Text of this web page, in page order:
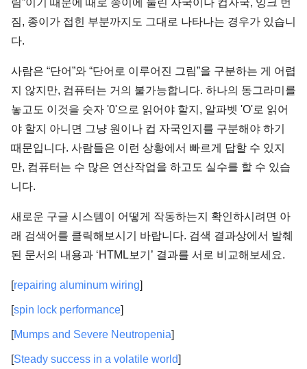
림”이기 때문에 때로 종이에 눌린 자국이나 컵자국, 잉크 번
짐, 종이가 접힌 부분까지도 그대로 나타나는 경우가 있습니
다.
사람은 “단어”와 “단어로 이루어진 그림”을 구분하는 게 어렵
지 않지만, 컴퓨터는 거의 불가능합니다. 하나의 동그라미를
놓고도 이것을 숫자 '0'으로 읽어야 할지, 알파벳 'O'로 읽어
야 할지 아니면 그냥 원이나 컵 자국인지를 구분해야 하기
때문입니다. 사람들은 이런 상황에서 빠르게 답할 수 있지
만, 컴퓨터는 수 많은 연산작업을 하고도 실수를 할 수 있습
니다.
새로운 구글 시스템이 어떻게 작동하는지 확인하시려면 아
래 검색어를 클릭해보시기 바랍니다. 검색 결과상에서 발췌
된 문서의 내용과 ‘HTML보기’ 결과를 서로 비교해보세요.
[repairing aluminum wiring]
[spin lock performance]
[Mumps and Severe Neutropenia]
[Steady success in a volatile world]